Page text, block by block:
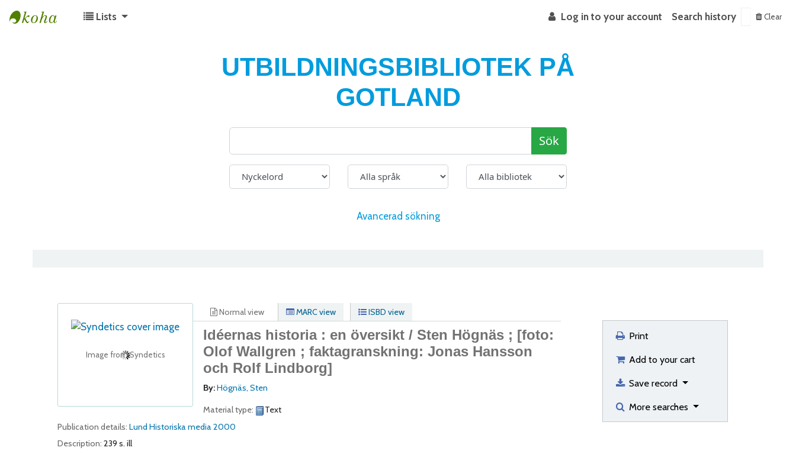
Lists Log in to your account Search history Clear
UTBILDNINGSBIBLIOTEK PÅ
GOTLAND
Sök
Avancerad sökning
Image from Syndetics
Normal view MARC view ISBD view
Idéernas historia : en översikt / Sten Högnäs ; [foto:
Olof Wallgren ; faktagranskning: Jonas Hansson
och Rolf Lindborg]
By:Högnäs, Sten
Material type:
Text
Publication details: Lund Historiska media 2000
Description: 239 s. ill
Print
Add to your cart
Save record
More searches